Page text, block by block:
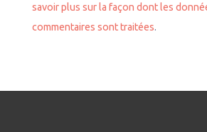
savoir plus sur la façon dont les
commentaires sont traitées.